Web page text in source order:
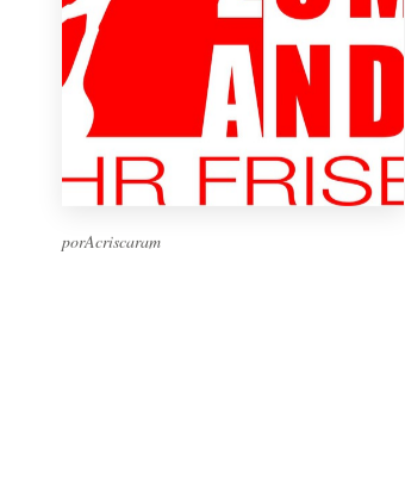
porAcriscaram